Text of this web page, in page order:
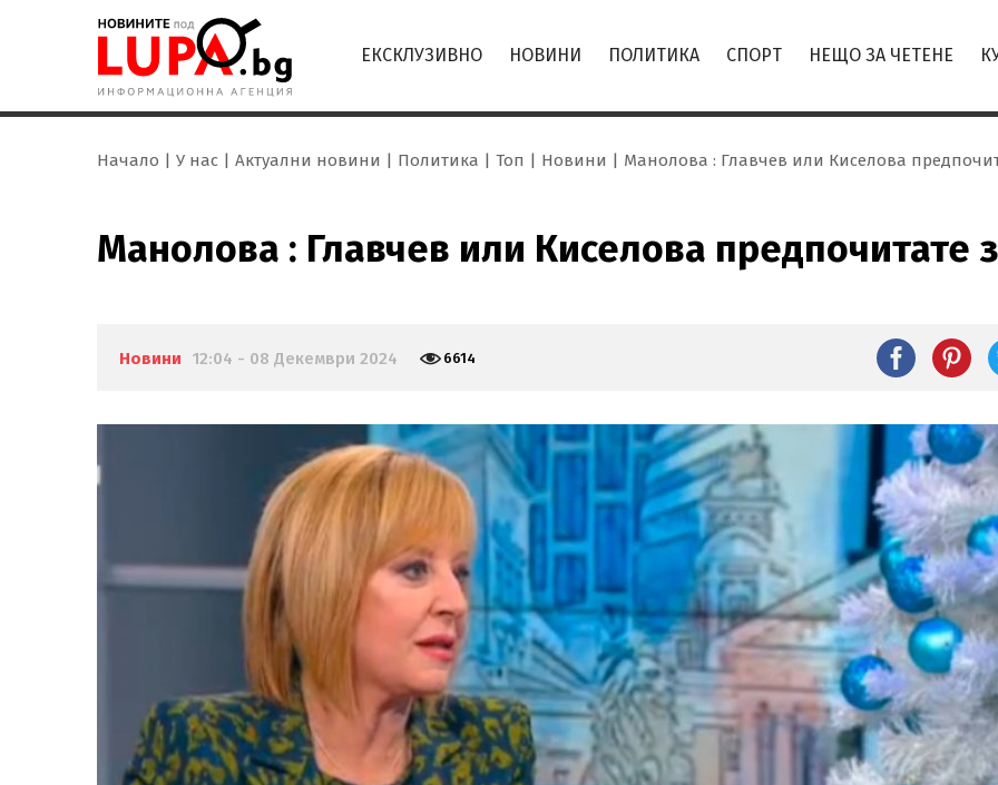
ЕКСКЛУЗИВНО НОВИНИ ПОЛИТИКА СПОРТ НЕЩО ЗА ЧЕТЕНЕ
Начало У нас Актуални новини Политика Топ Новини Манолова : Главчев или Киселова
Манолова : Главчев или Киселова предпочитате
Новини 12:04 - 08 Декември 2024 6614